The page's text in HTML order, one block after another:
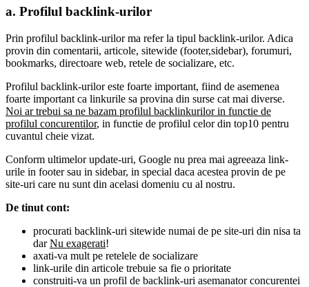
a. Profilul backlink-urilor
Prin profilul backlink-urilor ma refer la tipul backlink-urilor. Adica
provin din comentarii, articole, sitewide (footer,sidebar), forumuri,
bookmarks, directoare web, retele de socializare, etc.
Profilul backlink-urilor este foarte important, fiind de asemenea
foarte important ca linkurile sa provina din surse cat mai diverse.
Noi ar trebui sa ne bazam profilul backlinkurilor in functie de
profilul concurentilor, in functie de profilul celor din top10 pentru
cuvantul cheie vizat.
Conform ultimelor update-uri, Google nu prea mai agreeaza link-
urile in footer sau in sidebar, in special daca acestea provin de pe
site-uri care nu sunt din acelasi domeniu cu al nostru.
De tinut cont:
procurati backlink-uri sitewide numai de pe site-uri din nisa ta
darNu exagerati!
axati-va mult pe retelele de socializare
link-urile din articole trebuie sa fie o prioritate
construiti-va un profil de backlink-uri asemanator concurentei